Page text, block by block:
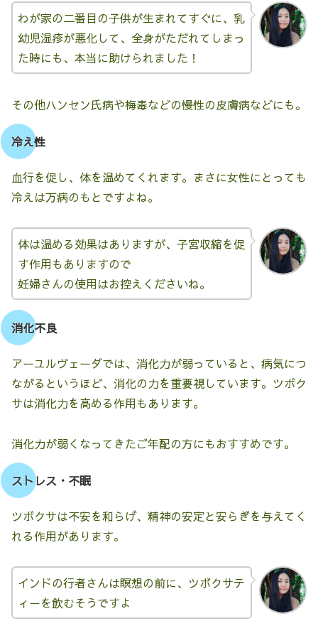
わが家の二番目の子供が生まれてすぐに、乳
幼児湿疹が悪化して、全身がただれてしまっ
た時にも、本当に助けられました！
その他ハンセン氏病や梅毒などの慢性の皮膚病などにも。
冷え性
血行を促し、体を温めてくれます。まさに女性にとっても
冷えは万病のもとですよね。
体は温める効果はありますが、子宮収縮を促
す作用もありますので
妊婦さんの使用はお控えくださいね。
消化不良
アーユルヴェーダでは、消化力が弱っていると、病気につ
ながるというほど、消化の力を重要視しています。ツボク
サは消化力を高める作用もあります。
消化力が弱くなってきたご年配の方にもおすすめです。
ストレス・不眠
ツボクサは不安を和らげ、精神の安定と安らぎを与えてく
れる作用があります。
インドの行者さんは瞑想の前に、ツボクサテ
ィーを飲むそうですよ